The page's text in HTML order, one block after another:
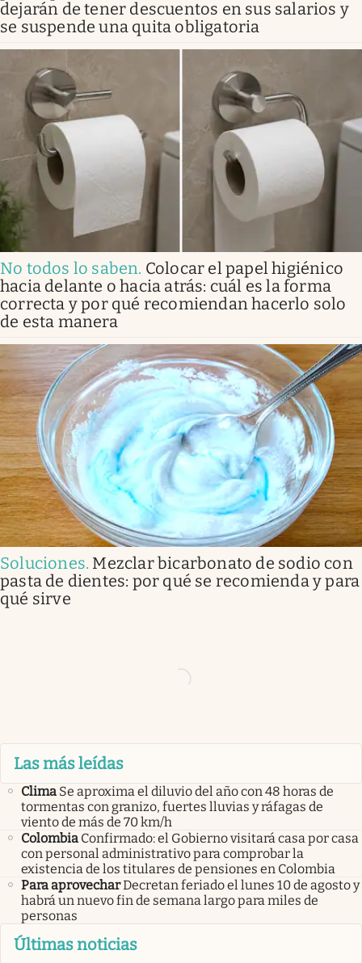
dejarán de tener descuentos en sus salarios y
se suspende una quita obligatoria
No todos lo saben. Colocar el papel higiénico
hacia delante o hacia atrás: cuál es la forma
correcta y por qué recomiendan hacerlo solo
de esta manera
Soluciones. Mezclar bicarbonato de sodio con
pasta de dientes: por qué se recomienda y para
qué sirve
Las más leídas
Clima Se aproxima el diluvio del año con 48 horas de
tormentas con granizo, fuertes lluvias y ráfagas de
viento de más de 70 km/h
Colombia Confirmado: el Gobierno visitará casa por casa
con personal administrativo para comprobar la
existencia de los titulares de pensiones en Colombia
Para aprovecharDecretan feriado el lunes 10 de agosto y
habrá un nuevo fin de semana largo para miles de
personas
Últimas noticias